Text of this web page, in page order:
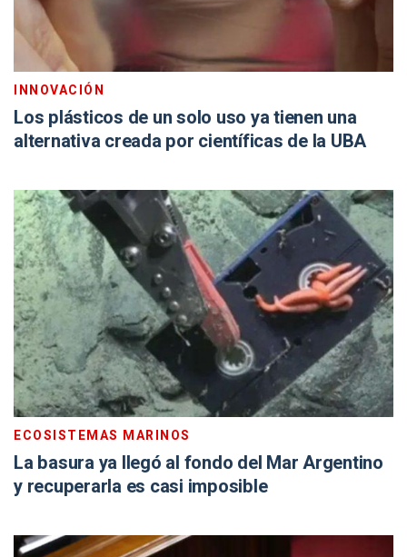
INNOVACIÓN
Los plásticos de un solo uso ya tienen una
alternativa creada por científicas de la UBA
ECOSISTEMAS MARINOS
La basura ya llegó al fondo del Mar Argentino
y recuperarla es casi imposible